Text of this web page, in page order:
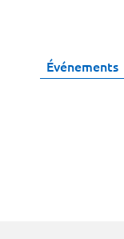
Événements